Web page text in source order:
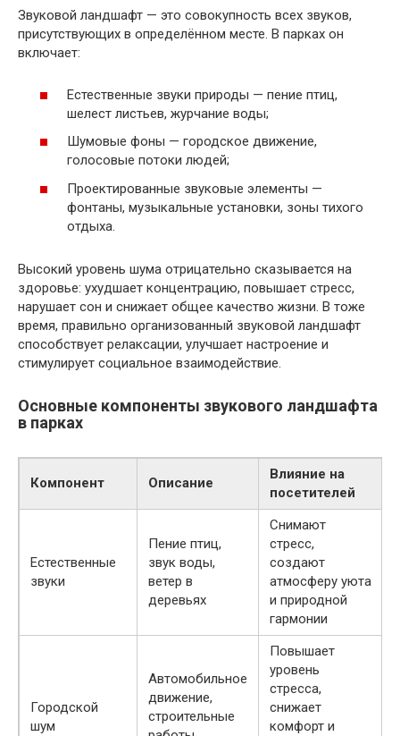
Звуковой ландшафт — это совокупность всех звуков,
присутствующих в определённом месте. В парках он
включает:
Естественные звуки природы — пение птиц,
шелест листьев, журчание воды;
Шумовые фоны — городское движение,
голосовые потоки людей;
Проектированные звуковые элементы —
фонтаны, музыкальные установки, зоны тихого
отдыха.
Высокий уровень шума отрицательно сказывается на
здоровье: ухудшает концентрацию, повышает стресс,
нарушает сон и снижает общее качество жизни. В тоже
время, правильно организованный звуковой ландшафт
способствует релаксации, улучшает настроение и
стимулирует социальное взаимодействие.
Основные компоненты звукового ландшафта
в парках
Компонент Описание
Влияние на
посетителей
Естественные
звуки
Пение птиц,
звук воды,
ветер в
деревьях
Снимают
стресс,
создают
атмосферу уюта
и природной
гармонии
Городской
шум
Автомобильное
движение,
строительные
Повышает
уровень
стресса,
снижает
комфорт и